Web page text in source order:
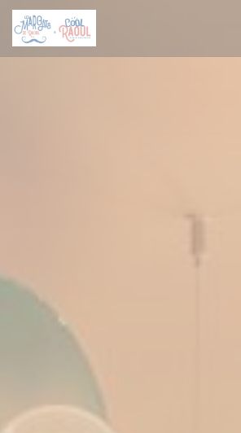
Cookies beheer paneel